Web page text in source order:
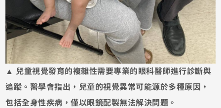
▲ 兒童視覺發育的複雜性需要專業的眼科醫師進行診斷與
追蹤。醫學會指出，兒童的視覺異常可能源於多種原因，
包括全身性疾病，僅以眼鏡配製無法解決問題。